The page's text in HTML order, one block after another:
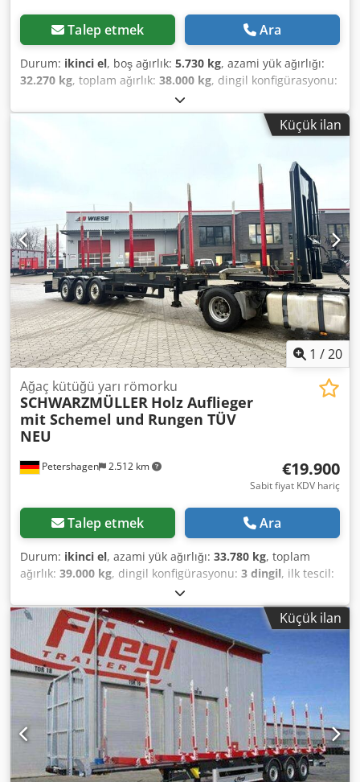
Talep etmek Ara
Durum: ikinci el, boş ağırlık: 5.730 kg, azami yük ağırlığı:
32.270 kg, toplam ağırlık: 38.000 kg, dingil konfigürasyonu:
, bir sonraki muayene (TÜV):
05/2025, süspansiyon:hava, lastik boyutu:385/65 R22,5,
, Schwarzmüller timber semi-trailer, 3-axle |
Payload: 32,270 kg | Lift axle | Inspection valid until 05/25
| Tyres: 385/65 R22.5. Subject to errors, input mistakes,
and prior sale. Crodpfswc Apyex Abzjf
Küçük ilan
1 /20
Petershagen 2.512 km
Ağaç kütüğü yarı römorku
SCHWARZMÜLLER Holz Auflieger
mit Schemel und Rungen TÜV
NEU
€19.900
Sabit fiyat KDV hariç
Talep etmek Ara
Durum: ikinci el, azami yük ağırlığı: 33.780 kg, toplam
ağırlık: 39.000 kg, dingil konfigürasyonu: 3 dingil, ilk tescil:
2.550 mm
4.000 mm, Donanım:ABS, Schwarzmüller tomruk yarı
römorku, şasi ve dikmeler ile * BPW akslar, havalı
süspansiyon ve disk frenler * 1. aks kaldırılabilir * Yedek
tekerlek tutucu * Lastik ebatı 385/65R22,5 * Alüminyum
jantlar * Çalışma lambası * 2x saklama dolabı * Jost destek
ayakları Daha fazla bilgi için size memnuniyetle yardımcı
oluruz. Cjdpfxjzpcp Ro Abzerf
Küçük ilan